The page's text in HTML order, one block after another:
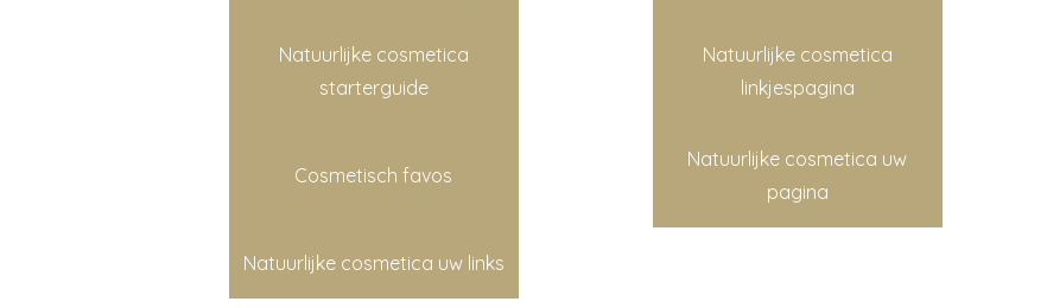
Natuurlijke cosmetica
starterguide
Natuurlijke cosmetica
linkjespagina
Cosmetisch favos
Natuurlijke cosmetica uw
pagina
Natuurlijke cosmetica uw links